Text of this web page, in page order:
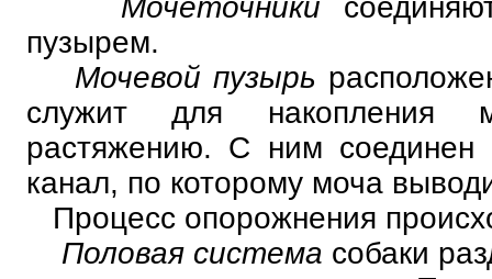
Мочеточники
пузырем.
Мочевой пузырь
служит для накопления
растяжению. С ним соединен
канал, по которому моча
Процесс опорожнения
Половая система собаки